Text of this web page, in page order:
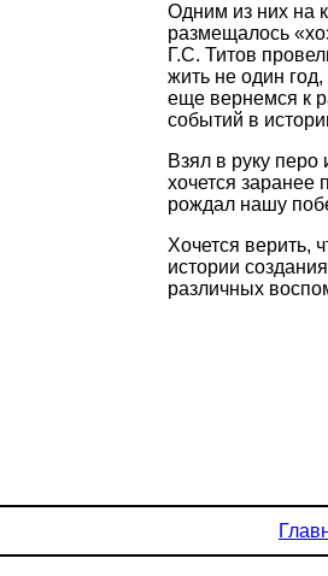
Одним из них на
размещалось
Г.С. Титов
жить не один
еще вернемся к
событий в
Взял в руку перо
хочется заранее
рождал нашу
Хочется верить,
истории
различных